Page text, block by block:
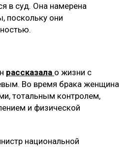
в суд. Она намерена
поскольку они
рассказала о жизни с
Во время брака женщина
тотальным контролем,
и физической
национальной